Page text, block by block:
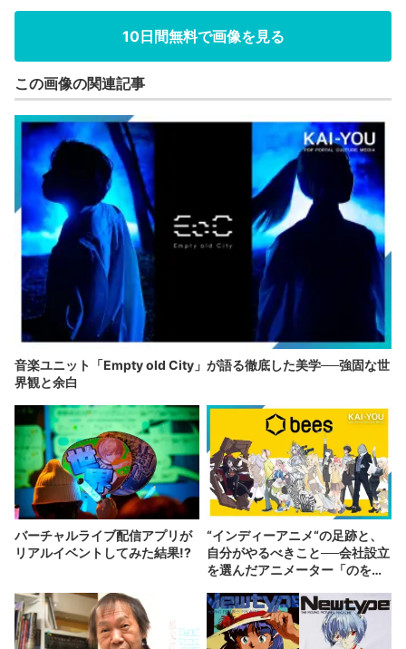
10日間無料で画像を見る
この画像の関連記事
音楽ユニット「Empty old City」が語る徹底した美学──強固な世
界観と余白
バーチャルライブ配信アプリが
リアルイベントしてみた結果!?
“インディーアニメ“の足跡と、
自分がやるべきこと──会社設立
を選んだアニメーター「のを